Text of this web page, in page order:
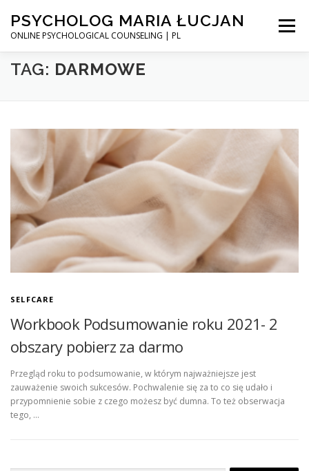
treści
PSYCHOLOG MARIA ŁUCJAN
ONLINE PSYCHOLOGICAL COUNSELING | PL
Menu
STRONA GŁÓWNA UMÓW WIZYTĘ
PEWNOŚĆ SIEBIE – KURS ONLINE BLOG
INSTAGRAM
TAG: DARMOWE
SELFCARE
Workbook Podsumowanie roku 2021- 2
obszary pobierz za darmo
Przegląd roku to podsumowanie, w którym najważniejsze jest
zauważenie swoich sukcesów. Pochwalenie się za to co się udało i
przypomnienie sobie z czego możesz być dumna. To też obserwacja
tego, …